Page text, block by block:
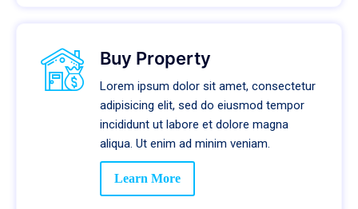
Buy Property
Lorem ipsum dolor sit amet, consectetur
adipisicing elit, sed do eiusmod tempor
incididunt ut labore et dolore magna
aliqua. Ut enim ad minim veniam.
Learn More